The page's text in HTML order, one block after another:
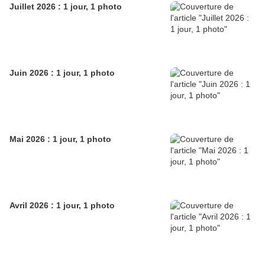
Juillet 2026 : 1 jour, 1 photo
Juin 2026 : 1 jour, 1 photo
Mai 2026 : 1 jour, 1 photo
Avril 2026 : 1 jour, 1 photo